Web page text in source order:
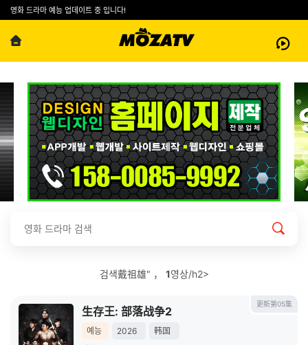
영화 드라마 예능 업데이트 중 입니다!
검색戴祖雄" ， 1영상/h2>
更新第05集
生存王: 部落战争2
예능 2026
韩国